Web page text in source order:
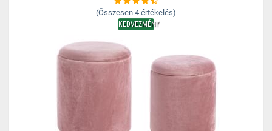
(Összesen 4 értékelés)
KEDVEZMÉNY